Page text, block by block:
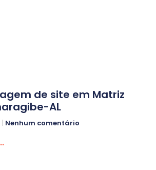
de site em Matriz
AL
Nenhum comentário